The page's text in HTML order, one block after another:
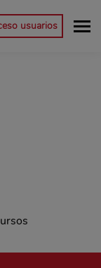
usuarios